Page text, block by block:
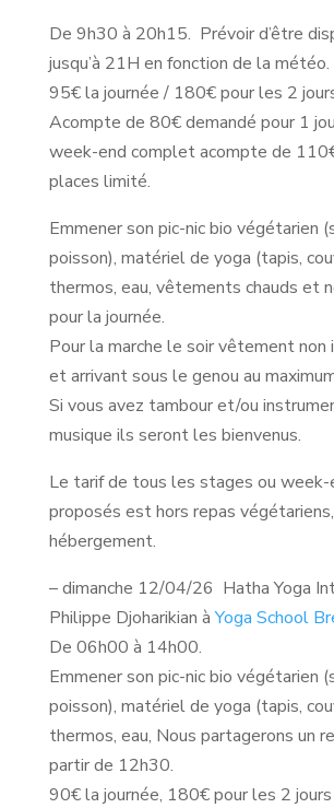
De 9h30 à 20h15. Prévoir d’être
jusqu’à 21H en fonction de la météo.
95€ la journée / 180€ pour les 2
Acompte de 80€ demandé pour 1
week-end complet acompte de
places limité.
Emmener son pic-nic bio végétarien
poisson), matériel de yoga (tapis,
thermos, eau, vêtements chauds et
pour la journée.
Pour la marche le soir vêtement non
et arrivant sous le genou au
Si vous avez tambour et/ou
musique ils seront les bienvenus.
Le tarif de tous les stages ou week-
proposés est hors repas
hébergement.
– dimanche 12/04/26 Hatha Yoga
Philippe Djoharikian àYoga School
De 06h00 à 14h00.
Emmener son pic-nic bio végétarien
poisson), matériel de yoga (tapis,
thermos, eau, Nous partagerons un
partir de 12h30.
90€ la journée, 180€ pour les 2 jours